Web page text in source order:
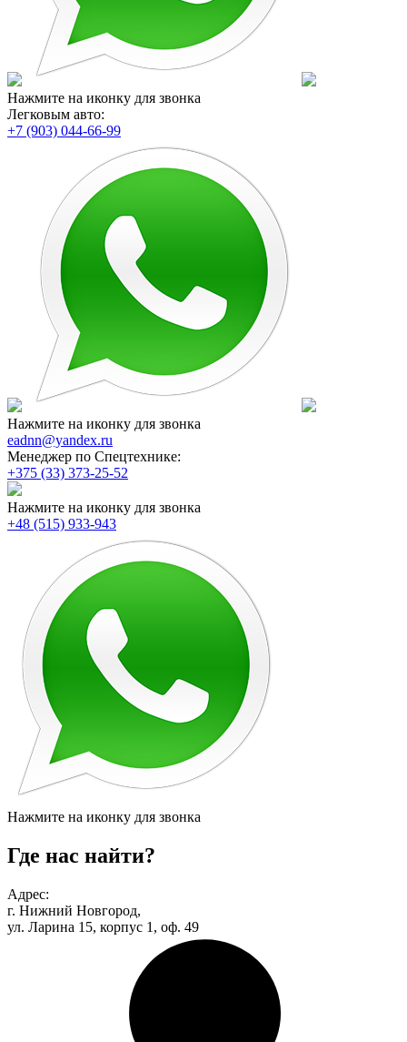
Нажмите на иконку для звонка
Легковым авто:
+7 (903) 044-66-99
Нажмите на иконку для звонка
eadnn@yandex.ru
Менеджер по Спецтехнике:
+375 (33) 373-25-52
Нажмите на иконку для звонка
+48 (515) 933-943
Нажмите на иконку для звонка
Где нас найти?
Адрес:
г. Нижний Новгород,
ул. Ларина 15, корпус 1, оф. 49